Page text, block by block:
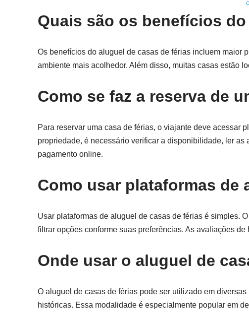
Quais são os benefícios
Os benefícios do aluguel de casas de férias incluem maior
ambiente mais acolhedor. Além disso, muitas casas estão
Como se faz a reserva de
Para reservar uma casa de férias, o viajante deve acessar
propriedade, é necessário verificar a disponibilidade, ler
pagamento online.
Como usar plataformas de
Usar plataformas de aluguel de casas de férias é simples.
filtrar opções conforme suas preferências. As avaliações
Onde usar o aluguel de
O aluguel de casas de férias pode ser utilizado em
históricas. Essa modalidade é especialmente popular em